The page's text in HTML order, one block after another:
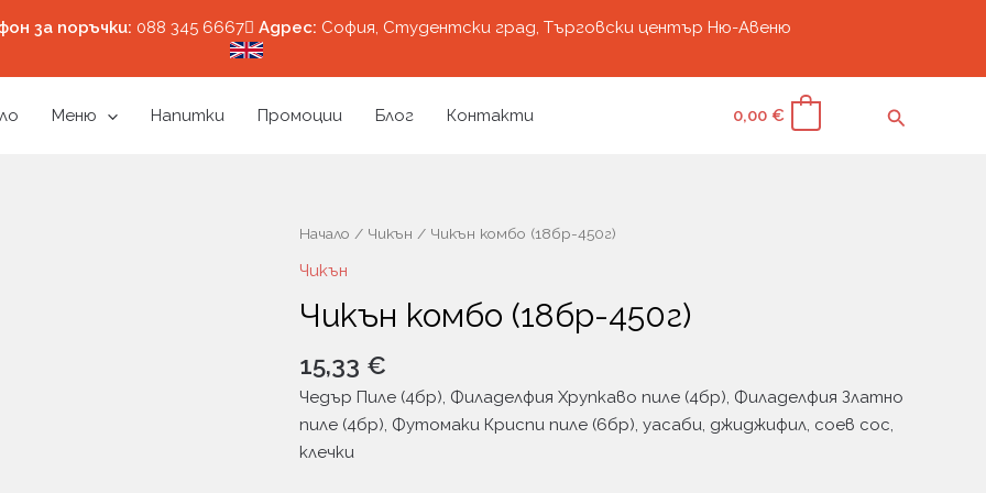
за поръчки: 088 345 6667 Aдрес: София, Студентски град, Търговски център Ню-Авеню
Меню Напитки Промоции Блог Контакти 0,00 € Search
Начало / Чикън / Чикън комбо (18бр-450г)
Чикън
Чикън комбо (18бр-450г)
15,33 €
Чедър Пиле (4бр), Филаделфия Хрупкаво пиле (4бр), Филаделфия Златно
пиле (4бр), Футомаки Криспи пиле (6бр), уасаби, джиджифил, соев сос,
клечки
количество
за
комбо